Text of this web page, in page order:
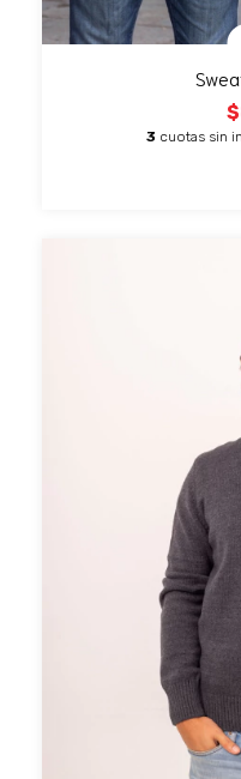
3 cuotas sin